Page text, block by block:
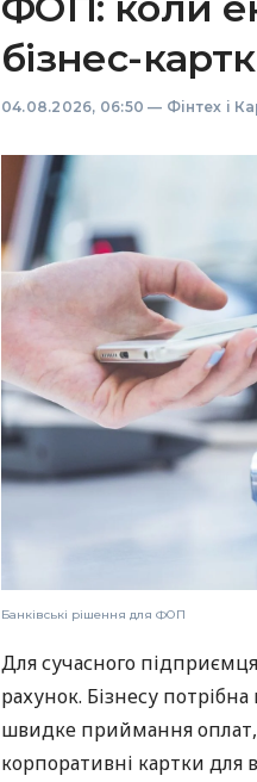
бізнес-
04.08.2026, 06:50 — Фінтех і
Банківські рішення для ФОП
Для сучасного
рахунок. Бізнесу потрібна
швидке приймання оплат,
корпоративні картки для